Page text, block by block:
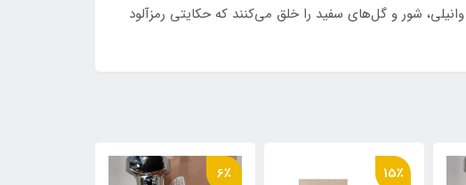
شور و گل‌های سفید را خلق می‌کنند که حکایتی رمزآلود